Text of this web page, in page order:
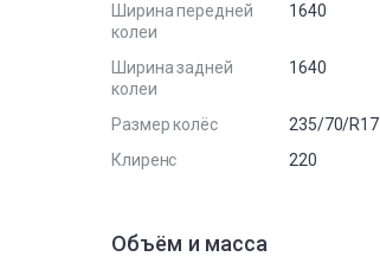
Ширина передней
колеи
1640
Ширина задней
колеи
1640
Размер колёс
235/70/R17
Клиренс
220
Объём и масса